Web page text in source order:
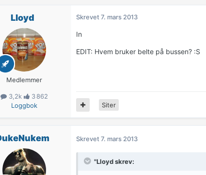
Lloyd
Medlemmer
3,2k
3 862
Loggbok
Skrevet7. mars 2013
In
EDIT: Hvem bruker belte på bussen? :S
Siter
Skrevet7. mars 2013
"Lloyd skrev: